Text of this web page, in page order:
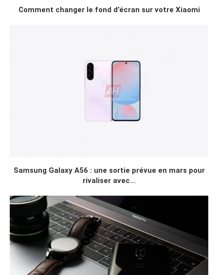
Comment changer le fond d’écran sur votre Xiaomi
Samsung Galaxy A56 : une sortie prévue en mars pour
rivaliser avec...